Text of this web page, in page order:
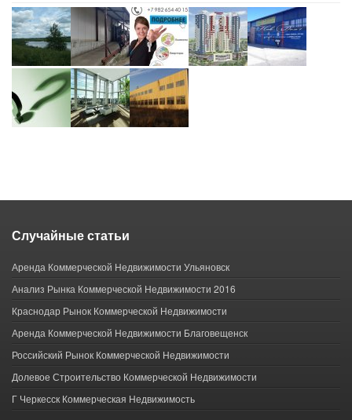
Случайные статьи
Аренда Коммерческой Недвижимости Ульяновск
Анализ Рынка Коммерческой Недвижимости 2016
Краснодар Рынок Коммерческой Недвижимости
Аренда Коммерческой Недвижимости Благовещенск
Российский Рынок Коммерческой Недвижимости
Долевое Строительство Коммерческой Недвижимости
Г Черкесск Коммерческая Недвижимость